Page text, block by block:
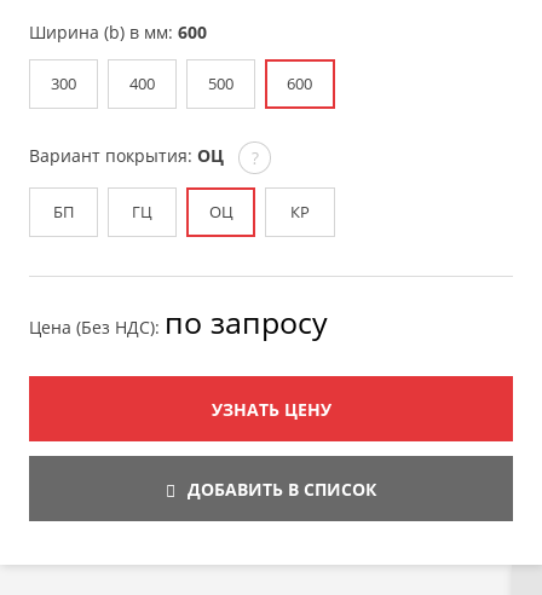
Ширина (b) в мм: 600
300 400 500 600
Вариант покрытия: ОЦ ?
БП ГЦ ОЦ КР
Цена (Без НДС): по запросу
УЗНАТЬ ЦЕНУ
ДОБАВИТЬ В СПИСОК